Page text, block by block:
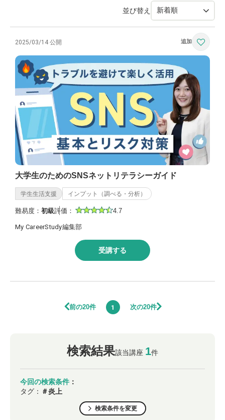
並び替え
2025/03/14 公開
大学生のためのSNSネットリテラシーガイド
学生生活支援 インプット（調べる・分析）
難易度： 初級評価： 4.7
My CareerStudy編集部
受講する
前の20件 1 次の20件
検索結果該当講座 1件
今回の検索条件 ：
タグ： ＃炎上
検索条件を変更